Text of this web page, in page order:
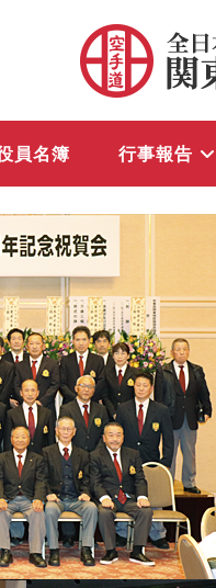
員名簿 行事報告